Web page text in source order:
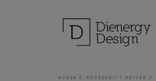
ACASA ACCESORII DRIVER